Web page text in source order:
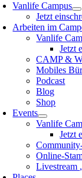
Vanlife Campus
Jetzt
Arbeiten im
Vanlife
Jetzt
CAMP &
Mobiles
Podcast
Blog
Shop
Events
Vanlife
Jetzt
Online-
Livestream